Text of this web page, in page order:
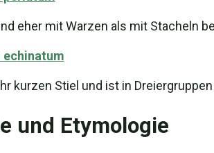
eher mit Warzen als mit Stacheln
echinatum
kurzen Stiel und ist in
und Etymologie